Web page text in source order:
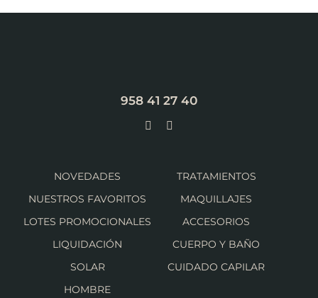
958 41 27 40
NOVEDADES
NUESTROS FAVORITOS
LOTES PROMOCIONALES
LIQUIDACIÓN
SOLAR
HOMBRE
TRATAMIENTOS
MAQUILLAJES
ACCESORIOS
CUERPO Y BAÑO
CUIDADO CAPILAR